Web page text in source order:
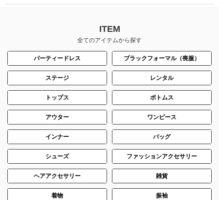
ITEM
全てのアイテムから探す
パーティードレス ブラックフォーマル（喪服）
ステージ レンタル
トップス ボトムス
アウター ワンピース
インナー バッグ
シューズ ファッションアクセサリー
ヘアアクセサリー 雑貨
着物 振袖